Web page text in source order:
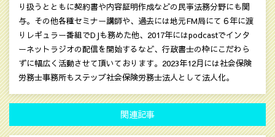
り扱うとともに契約書や内容証明作成などの民亊法務分野にも関
与。その他各種セミナー講師や、過去には地元FM局にて６年に渡
りレギュラー番組でDJも務めた他、2017年にはpodcastでインタ
ーネットラジオの配信を開始するなど、行政書士の枠にこだわら
ずに幅広く活動させて頂いております。2023年12月には社会保険
労務士事務所もステップ社会保険労務士法人として法人化。
関連記事